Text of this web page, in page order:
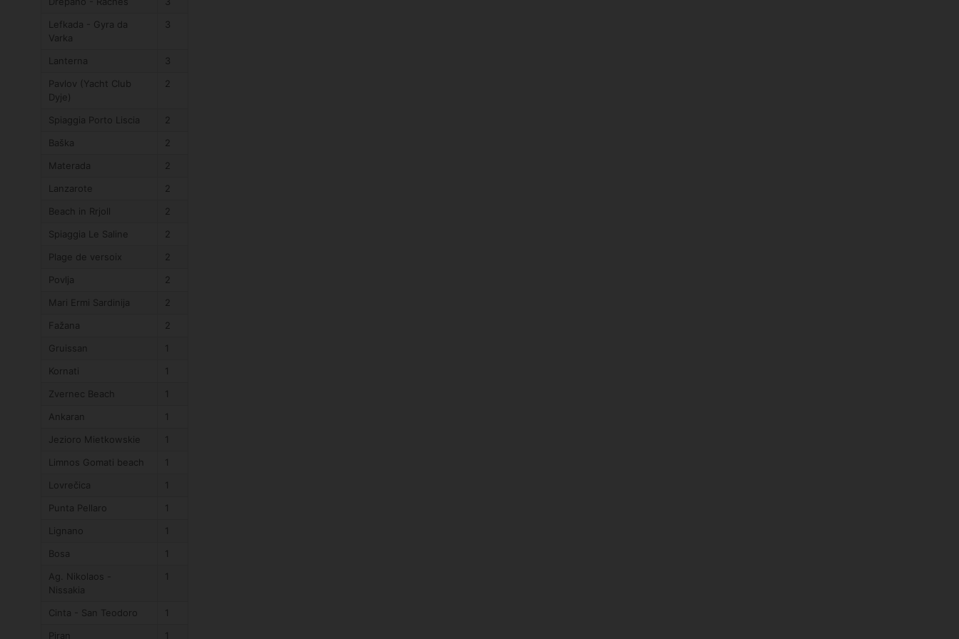
Lefkada - Gyra da
Varka
3
Lanterna
3
Pavlov (Yacht Club
Dyje)
2
Spiaggia Porto Liscia
2
Baška
2
Materada
2
Lanzarote
2
Beach in Rrjoll
2
Spiaggia Le Saline
2
Plage de versoix
2
Povlja
2
Mari Ermi Sardinija
2
Fažana
2
Gruissan
1
Kornati
1
Zvernec Beach
1
Ankaran
1
Jezioro Mietkowskie
1
Limnos Gomati beach
1
Lovrečica
1
Punta Pellaro
1
Lignano
1
Bosa
1
Ag. Nikolaos -
Nissakia
1
Cinta - San Teodoro
1
Piran
1